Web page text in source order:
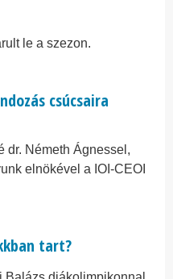
le a szezon.
csúcsaira
dr. Németh Ágnessel,
elnökével a IOI-CEOI
tart?